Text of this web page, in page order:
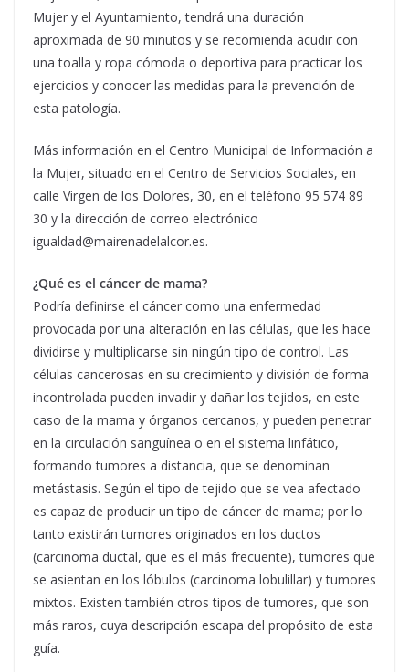
Mujer y el Ayuntamiento, tendrá una duración
aproximada de 90 minutos y se recomienda acudir con
una toalla y ropa cómoda o deportiva para practicar los
ejercicios y conocer las medidas para la prevención de
esta patología.
Más información en el Centro Municipal de Información a
la Mujer, situado en el Centro de Servicios Sociales, en
calle Virgen de los Dolores, 30, en el teléfono 95 574 89
30 y la dirección de correo electrónico
igualdad@mairenadelalcor.es.
¿Qué es el cáncer de mama?
Podría definirse el cáncer como una enfermedad
provocada por una alteración en las células, que les hace
dividirse y multiplicarse sin ningún tipo de control. Las
células cancerosas en su crecimiento y división de forma
incontrolada pueden invadir y dañar los tejidos, en este
caso de la mama y órganos cercanos, y pueden penetrar
en la circulación sanguínea o en el sistema linfático,
formando tumores a distancia, que se denominan
metástasis. Según el tipo de tejido que se vea afectado
es capaz de producir un tipo de cáncer de mama; por lo
tanto existirán tumores originados en los ductos
(carcinoma ductal, que es el más frecuente), tumores que
se asientan en los lóbulos (carcinoma lobulillar) y tumores
mixtos. Existen también otros tipos de tumores, que son
más raros, cuya descripción escapa del propósito de esta
guía.